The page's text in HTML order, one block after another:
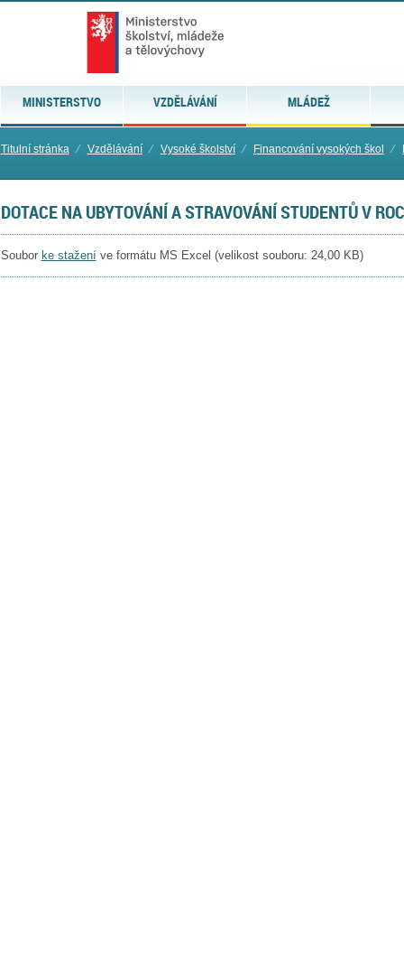
MINISTERSTVO VZDĚLÁVÁNÍ MLÁDEŽ
Titulní stránka ⁄ Vzdělávání ⁄ Vysoké školství ⁄ Financování vysokých škol ⁄
DOTACE NA UBYTOVÁNÍ A STRAVOVÁNÍ STUDENTŮ V
Soubor ke staženíve formátu MS Excel (velikost souboru: 24,00 KB)